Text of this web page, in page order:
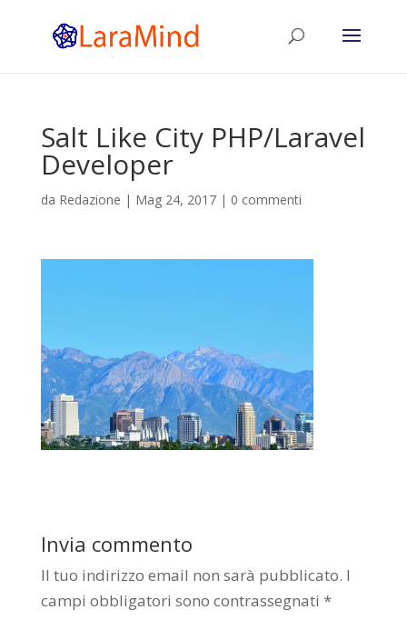
Salt Like City PHP/Laravel
Developer
da Redazione | Mag 24, 2017| 0 commenti
Invia commento
Il tuo indirizzo email non sarà pubblicato. I
campi obbligatori sono contrassegnati *